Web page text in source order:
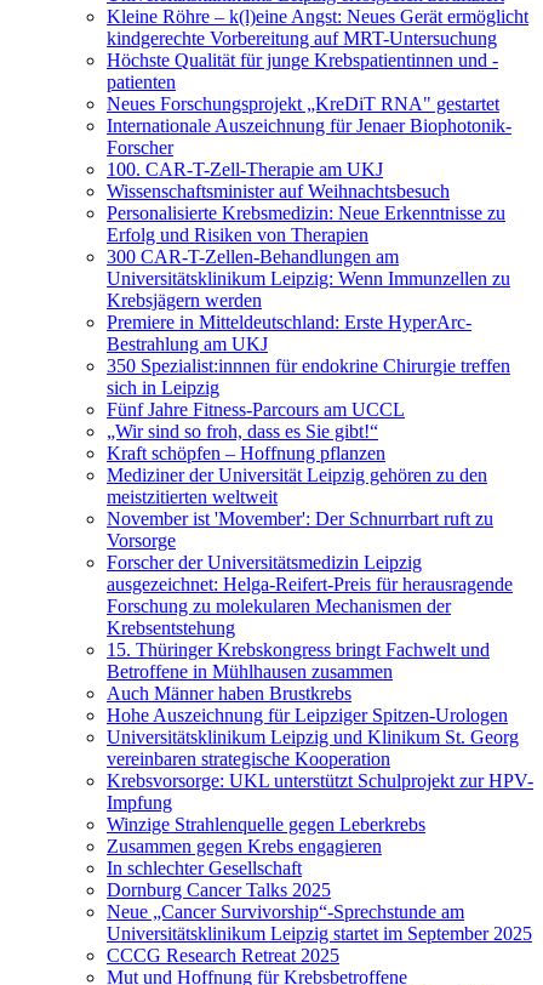
Kleine Röhre – k(l)eine Angst: Neues Gerät ermöglicht
kindgerechte Vorbereitung auf MRT-Untersuchung
Höchste Qualität für junge Krebspatientinnen und -
patienten
Neues Forschungsprojekt „KreDiT RNA" gestartet
Internationale Auszeichnung für Jenaer Biophotonik-
Forscher
100. CAR-T-Zell-Therapie am UKJ
Wissenschaftsminister auf Weihnachtsbesuch
Personalisierte Krebsmedizin: Neue Erkenntnisse zu
Erfolg und Risiken von Therapien
300 CAR-T-Zellen-Behandlungen am
Universitätsklinikum Leipzig: Wenn Immunzellen zu
Krebsjägern werden
Premiere in Mitteldeutschland: Erste HyperArc-
Bestrahlung am UKJ
350 Spezialist:innnen für endokrine Chirurgie treffen
sich in Leipzig
Fünf Jahre Fitness-Parcours am UCCL
„Wir sind so froh, dass es Sie gibt!“
Kraft schöpfen – Hoffnung pflanzen
Mediziner der Universität Leipzig gehören zu den
meistzitierten weltweit
November ist 'Movember': Der Schnurrbart ruft zu
Vorsorge
Forscher der Universitätsmedizin Leipzig
ausgezeichnet: Helga-Reifert-Preis für herausragende
Forschung zu molekularen Mechanismen der
Krebsentstehung
15. Thüringer Krebskongress bringt Fachwelt und
Betroffene in Mühlhausen zusammen
Auch Männer haben Brustkrebs
Hohe Auszeichnung für Leipziger Spitzen-Urologen
Universitätsklinikum Leipzig und Klinikum St. Georg
vereinbaren strategische Kooperation
Krebsvorsorge: UKL unterstützt Schulprojekt zur HPV-
Impfung
Winzige Strahlenquelle gegen Leberkrebs
Zusammen gegen Krebs engagieren
In schlechter Gesellschaft
Dornburg Cancer Talks 2025
Neue „Cancer Survivorship“-Sprechstunde am
Universitätsklinikum Leipzig startet im September 2025
CCCG Research Retreat 2025
Mut und Hoffnung für Krebsbetroffene